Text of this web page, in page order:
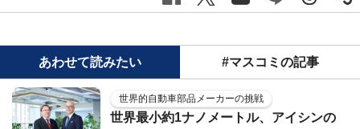
あわせて読みたい #マスコミの記事
世界的自動車部品メーカーの挑戦
世界最小約1ナノメートル、アイシンの